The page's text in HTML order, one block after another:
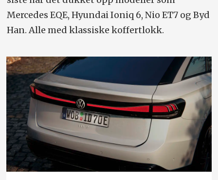
Mercedes EQE, Hyundai Ioniq 6, Nio ET7 og Byd
Han. Alle med klassiske koffertlokk.